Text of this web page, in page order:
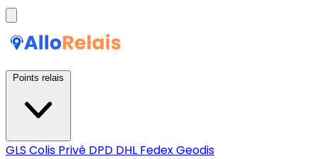
GLS Colis Privé DPD DHL FedexGeodis